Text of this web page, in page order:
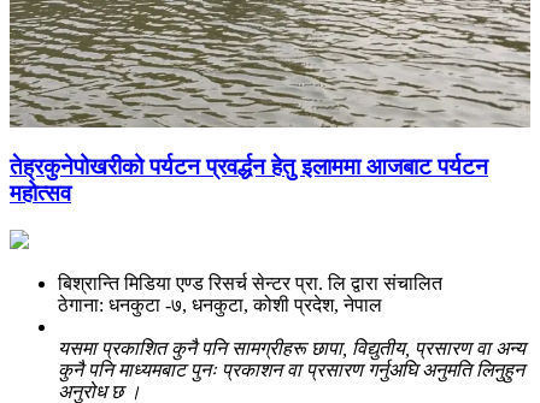
तेह्रकुनेपोखरीको पर्यटन प्रवर्द्धन हेतु इलाममा आजबाट पर्यटन
महोत्सव
बिश्रान्ति मिडिया एण्ड रिसर्च सेन्टर प्रा. लि द्वारा संचालित
ठेगाना: धनकुटा -७, धनकुटा, कोशी प्रदेश, नेपाल
यसमा प्रकाशित कुनै पनि सामग्रीहरू छापा, विद्युतीय, प्रसारण वा अन्य
कुनै पनि माध्यमबाट पुनः प्रकाशन वा प्रसारण गर्नुअघि अनुमति लिनुहुन
अनुरोध छ ।